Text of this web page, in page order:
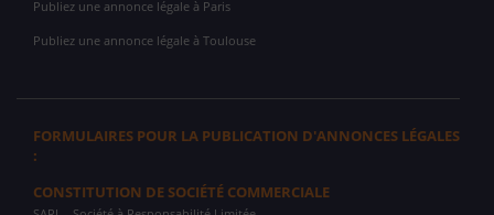
Publiez une annonce légale à Paris
Publiez une annonce légale à Toulouse
FORMULAIRES POUR LA PUBLICATION D'ANNONCES LÉGALES
:
CONSTITUTION DE SOCIÉTÉ COMMERCIALE